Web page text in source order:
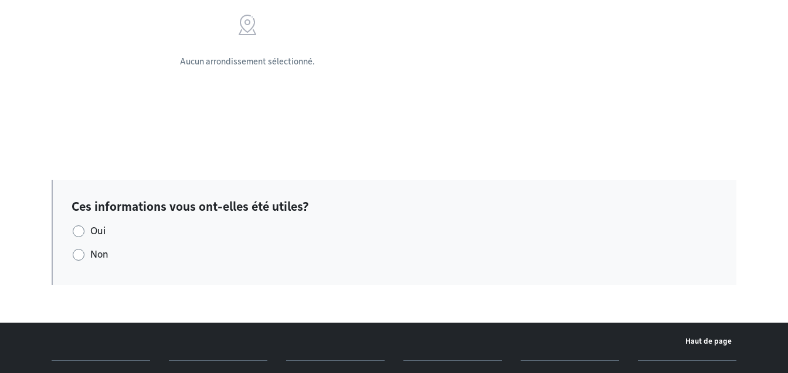
Aucun arrondissement sélectionné.
Ces informations vous ont-elles été utiles?
Oui
Non
Haut de page